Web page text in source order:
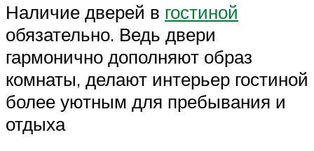
Наличие дверей в гостиной
обязательно. Ведь двери
гармонично дополняют образ
комнаты, делают интерьер гостиной
более уютным для пребывания и
отдыха